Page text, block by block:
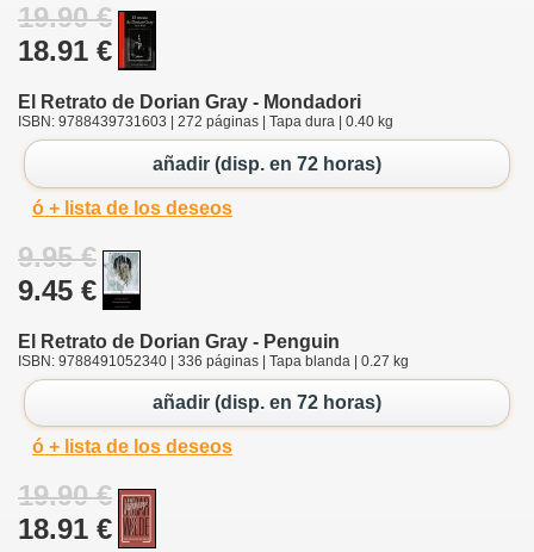
19.90 €
18.91 €
El Retrato de Dorian Gray - Mondadori
ISBN: 9788439731603 | 272 páginas | Tapa dura | 0.40 kg
añadir (disp. en 72 horas)
ó + lista de los deseos
9.95 €
9.45 €
El Retrato de Dorian Gray - Penguin
ISBN: 9788491052340 | 336 páginas | Tapa blanda | 0.27 kg
añadir (disp. en 72 horas)
ó + lista de los deseos
19.90 €
18.91 €